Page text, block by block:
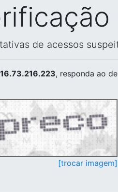
de acessos
, responda ao
[trocar imagem]